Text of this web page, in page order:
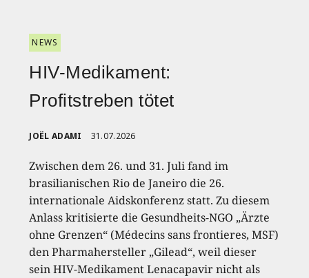
NEWS
HIV-Medikament:
Profitstreben tötet
JOËL ADAMI 31.07.2026
Zwischen dem 26. und 31. Juli fand im
brasilianischen Rio de Janeiro die 26.
internationale Aidskonferenz statt. Zu diesem
Anlass kritisierte die Gesundheits-NGO „Ärzte
ohne Grenzen“ (Médecins sans frontieres, MSF)
den Pharmahersteller „Gilead“, weil dieser
sein HIV-Medikament Lenacapavir nicht als